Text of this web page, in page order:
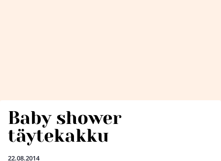
Baby shower
täytekakku
22.08.2014